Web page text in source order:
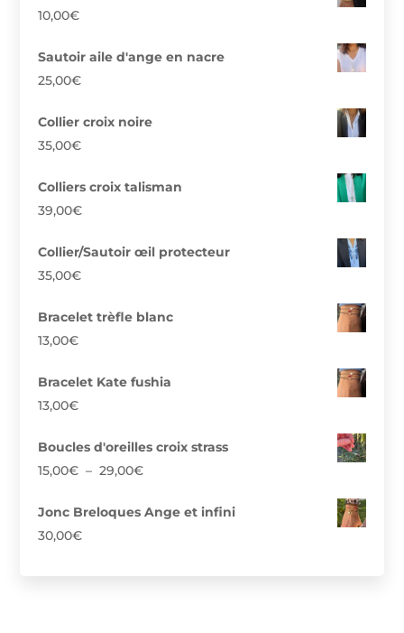
10,00€
Sautoir aile d'ange en nacre
25,00€
Collier croix noire
35,00€
Colliers croix talisman
39,00€
Collier/Sautoir œil protecteur
35,00€
Bracelet trèfle blanc
13,00€
Bracelet Kate fushia
13,00€
Boucles d'oreilles croix strass
15,00€ – 29,00€Plage
prix :
Jonc Breloques Ange et infini
30,00€